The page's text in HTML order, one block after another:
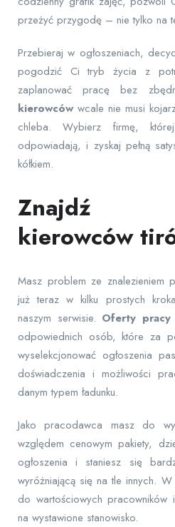
przeżyć przygodę – nie tylko na
Przebieraj w ogłoszeniach,
pogodzić Ci tryb życia z
zaplanować pracę bez
kierowcówwcale nie musi
chleba. Wybierz firmę,
odpowiadają, i zyskaj pełną
kółkiem.
Znajdź
kierowców
Masz problem ze znalezieniem
już teraz w kilku prostych
naszym serwisie. Oferty
odpowiednich osób, które za
wyselekcjonować ogłoszenia
doświadczenia i możliwości
danym typem ładunku.
Jako pracodawca masz do
względem cenowym pakiety,
ogłoszenia i staniesz się
wyróżniającą się na tle innych.
do wartościowych pracowników
na wystawione stanowisko.